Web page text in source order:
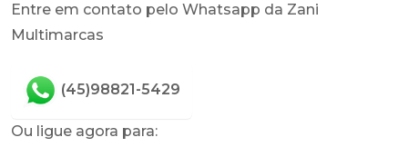
Entre em contato pelo Whatsapp da Zani
Multimarcas
(45)98821-5429
Ou ligue agora para: